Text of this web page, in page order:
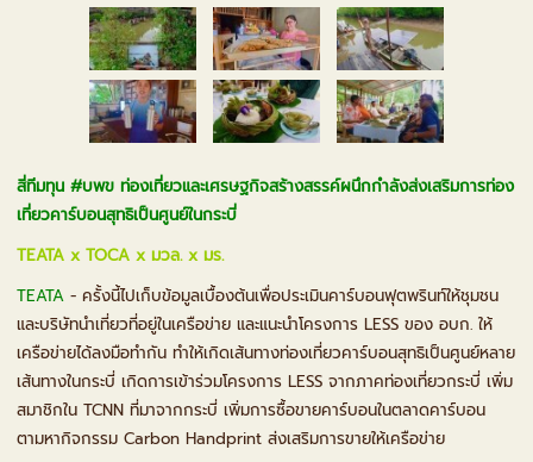
สี่ทีมทุน #บพข ท่องเที่ยวและเศรษฐกิจสร้างสรรค์ผนึกกำลังส่งเสริมการท่อง
เที่ยวคาร์บอนสุทธิเป็นศูนย์ในกระบี่
TEATA x TOCA x มวล. x มร.
TEATA - ครั้งนี้ไปเก็บข้อมูลเบื้องต้นเพื่อประเมินคาร์บอนฟุตพรินท์ให้ชุมชน
และบริษัทนำเที่ยวที่อยู่ในเครือข่าย และแนะนำโครงการ LESS ของ อบก. ให้
เครือข่ายได้ลงมือทำกัน ทำให้เกิดเส้นทางท่องเที่ยวคาร์บอนสุทธิเป็นศูนย์หลาย
เส้นทางในกระบี่ เกิดการเข้าร่วมโครงการ LESS จากภาคท่องเที่ยวกระบี่ เพิ่ม
สมาชิกใน TCNN ที่มาจากกระบี่ เพิ่มการซื้อขายคาร์บอนในตลาดคาร์บอน
ตามหากิจกรรม Carbon Handprint ส่งเสริมการขายให้เครือข่าย